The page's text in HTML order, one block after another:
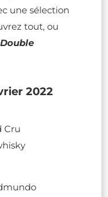
une sélection
tout, ou
2022
Cru